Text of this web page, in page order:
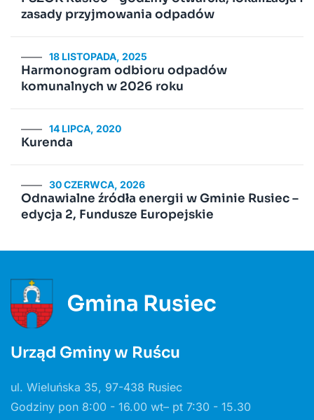
zasady przyjmowania odpadów
18 LISTOPADA, 2025
Harmonogram odbioru odpadów
komunalnych w 2026 roku
14 LIPCA, 2020
Kurenda
30 CZERWCA, 2026
Odnawialne źródła energii w Gminie Rusiec –
edycja 2, Fundusze Europejskie
Urząd Gminy w Ruścu
ul. Wieluńska 35, 97-438 Rusiec
Godziny pon 8:00 - 16.00 wt– pt 7:30 - 15.30